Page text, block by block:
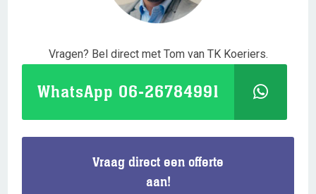
Vragen? Bel direct met Tom van TK Koeriers.
WhatsApp 06-26784991
Vraag direct een offerte
aan!